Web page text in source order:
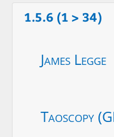
1.5.6 (1 > 34)
James Legge
Taoscopy